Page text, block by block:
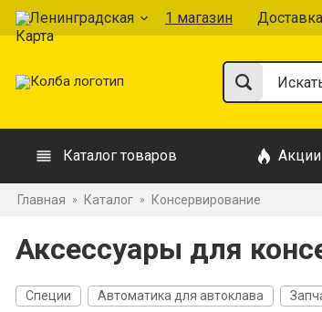
Ленинградская 1 магазин Доставка
Каталог товаров Акции
Главная » Каталог » Консервирование
Аксессуары для
Специи Автоматика для автоклава